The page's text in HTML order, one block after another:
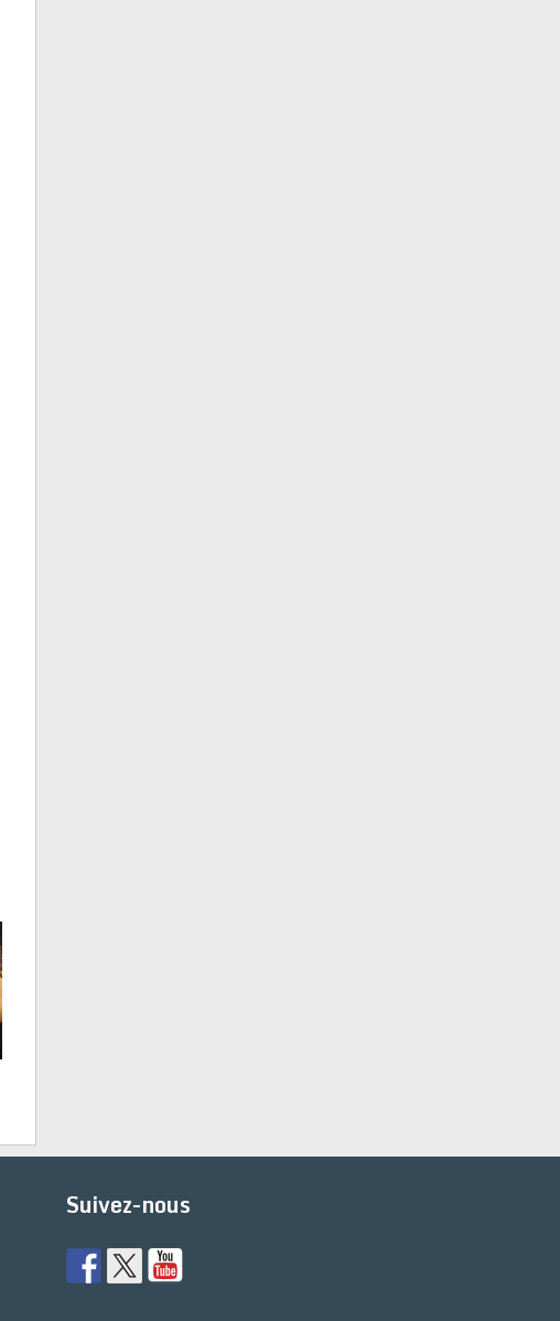
Suivez-nous